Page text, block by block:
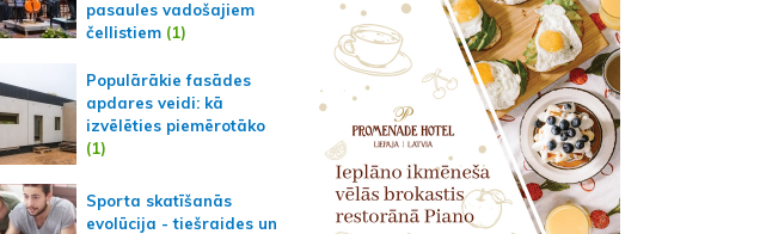
pasaules vadošajiem
čellistiem(1)
Populārākie fasādes
apdares veidi: kā
izvēlēties piemērotāko
(1)
Sporta skatīšanās
evolūcija - tiešraides un